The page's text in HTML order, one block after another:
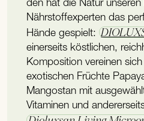
den hat die Natur
Nährstoffexperten das
Hände gespielt:
einerseits köstlichen,
Komposition vereinen
exotischen Früchte
Mangostan mit
Vitaminen und